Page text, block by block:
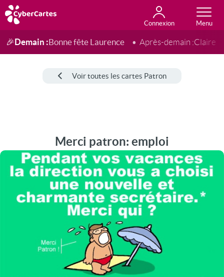
Connexion
Anniversaire
Fête du jour
Amour
Amitié
Merci
Toutes les cartes
🎉Demain :Bonne fête Laurence Après-demain :Claire
Voir toutes les cartes Patron
Merci patron: emploi